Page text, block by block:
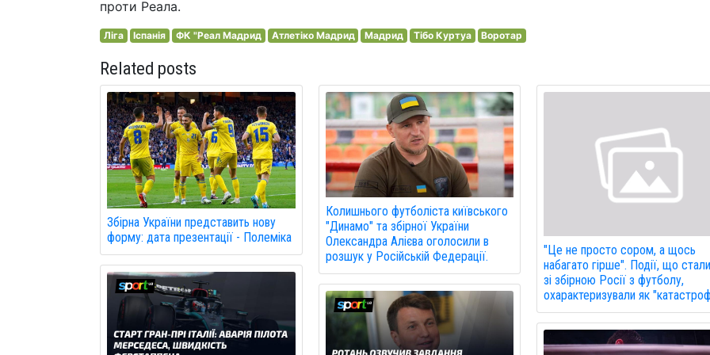
проти Реала.
Ліга Іспанія ФК "Реал Мадрид Атлетіко Мадрид Мадрид Тібо Куртуа Воротар
Related posts
Збірна України представить нову
форму: дата презентації - Полеміка
Колишнього футболіста київського
"Динамо" та збірної України
Олександра Алієва оголосили в
розшук у Російській Федерації.
"Це не просто сором, а щось
набагато гірше". Події, що
зі збірною Росії з футболу,
охарактеризували як